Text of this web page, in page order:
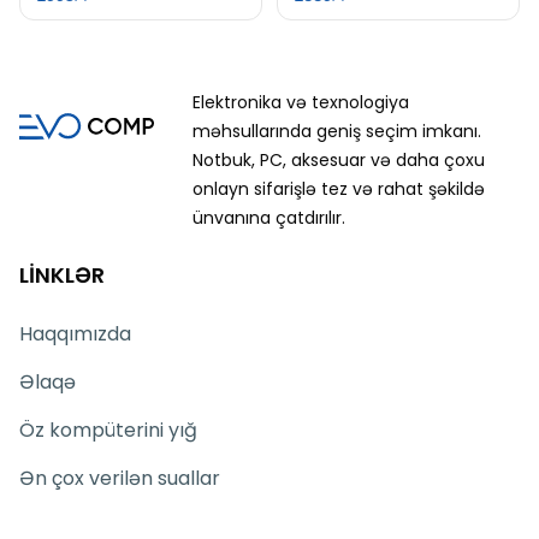
Elektronika və texnologiya
məhsullarında geniş seçim imkanı.
Notbuk, PC, aksesuar və daha çoxu
onlayn sifarişlə tez və rahat şəkildə
ünvanına çatdırılır.
LİNKLƏR
Haqqımızda
Əlaqə
Öz kompüterini yığ
Ən çox verilən suallar